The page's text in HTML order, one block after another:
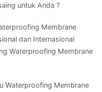
untuk Anda ?
Membrane
dan Internasional
Waterproofing Membrane
Waterproofing Membrane